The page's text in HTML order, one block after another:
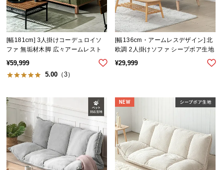
品
の
配
送
に
つ
い
開
梱
設
置
サ
ー
[幅181cm] 3人掛けコーデュロイソ
ファ 無垢材木脚 広々アームレスト
¥59,999
5.00 （3）
[幅136cm・アームレスデザイン] 北
欧調 2人掛けソファ シープボア生地
¥29,999
NEW